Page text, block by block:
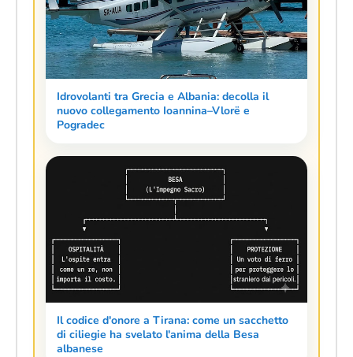
Idrovolanti tra Grecia e Albania: decolla il
nuovo collegamento Ioannina–Vlorë e
Pogradec
Il codice d'onore a Tirana: come un sacchetto
di ciliegie ha svelato l'anima della Besa
albanese